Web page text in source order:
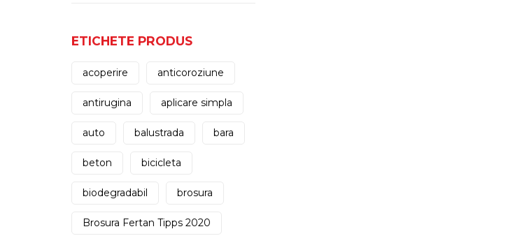
ETICHETE PRODUS
acoperire anticoroziune
antirugina aplicare simpla
auto balustrada bara
beton bicicleta
biodegradabil brosura
Brosura Fertan Tipps 2020